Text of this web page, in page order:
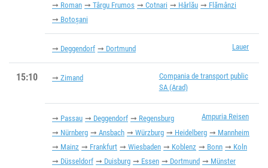
Roman
Târgu Frumos Cotnari Hârlău
Flămânzi
Botoșani
Lauer
Deggendorf Dortmund
15:10
Compania de transport public
SA (Arad)
Zimand
Ampuria Reisen
Passau Deggendorf
Regensburg
Nürnberg
Ansbach Würzburg Heidelberg
Mannheim
Mainz
Frankfurt Wiesbaden Koblenz Bonn
Koln
Düsseldorf
Duisburg Essen Dortmund
Münster